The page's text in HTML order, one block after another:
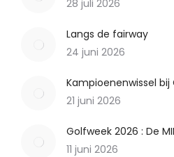
28 juli 2026
Langs de fairway
24 juni 2026
Kampioenenwissel bij
21 juni 2026
Golfweek 2026 : De
11 juni 2026